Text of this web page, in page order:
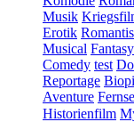
Musik
Erotik
Musical Fantasy
Comedy test
Reportage
Aventure
Historienfilm